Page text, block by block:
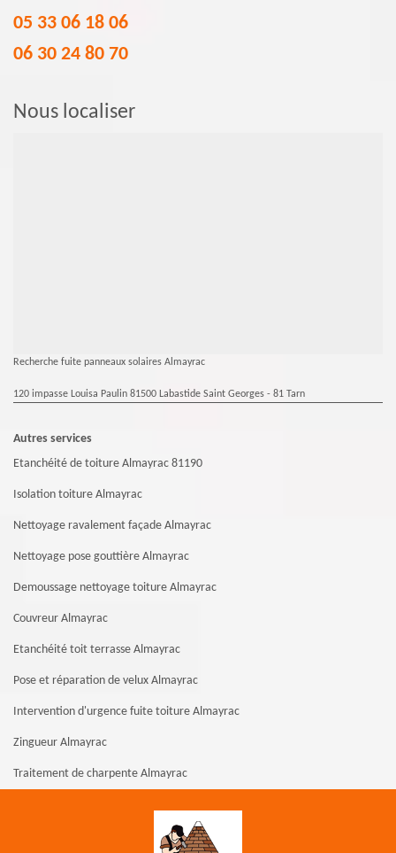
05 33 06 18 06
06 30 24 80 70
Nous localiser
Recherche fuite panneaux solaires Almayrac
120 impasse Louisa Paulin 81500 Labastide Saint Georges - 81 Tarn
Autres services
Etanchéité de toiture Almayrac 81190
Isolation toiture Almayrac
Nettoyage ravalement façade Almayrac
Nettoyage pose gouttière Almayrac
Demoussage nettoyage toiture Almayrac
Couvreur Almayrac
Etanchéité toit terrasse Almayrac
Pose et réparation de velux Almayrac
Intervention d'urgence fuite toiture Almayrac
Zingueur Almayrac
Traitement de charpente Almayrac